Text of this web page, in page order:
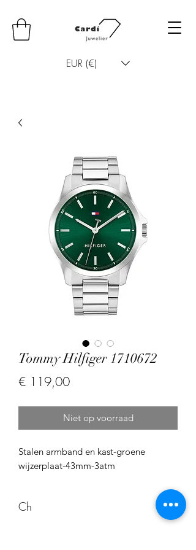
EUR (€)
Tommy Hilfiger 1710672
€ 119,00Prijs
Niet op voorraad
Stalen armband en kast-groene
wijzerplaat-43mm-3atm
Ch